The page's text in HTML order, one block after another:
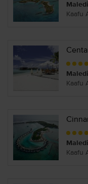
Kaafu
Kaafu
Kaafu